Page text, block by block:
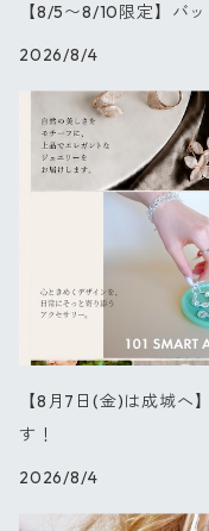
ダリア
バード
スプリング
オーキッド
ブルーパレット
【8/5〜8/10限定】バ
2026/8/4
【8月7日(金)は成城へ
す！
2026/8/4